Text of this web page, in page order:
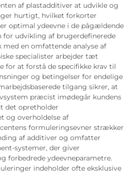
af plastadditiver at udvikle og
hurtigt, hvilket forkorter
optimal ydeevne i de pågældende
for udvikling af brugerdefinerede
en omfattende analyse af
specialister arbejder tæt
for at forstå de specifikke krav til
og betingelser for endelige
tilgang sikrer, at
præcist imødegår kundens
det opretholder
og overholdelse af
formuleringsevner strækker
af additiver og omfatter
systemer, der giver
forbedrede ydeevneparametre.
indeholder ofte eksklusive